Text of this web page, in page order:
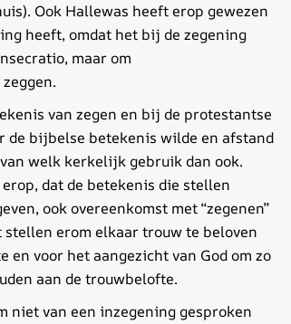
Ook Hallewas heeft erop gewezen
heeft, omdat het bij de zegening
maar om
van zegen en bij de protestantse
bijbelse betekenis wilde en afstand
welk kerkelijk gebruik dan ook.
dat de betekenis die stellen
ook overeenkomst met “zegenen”
stellen erom elkaar trouw te beloven
en voor het aangezicht van God om zo
aan de trouwbelofte.
niet van een inzegening gesproken